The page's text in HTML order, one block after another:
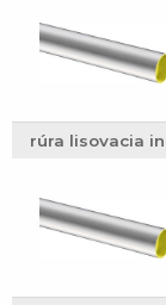
rúra lisovacia